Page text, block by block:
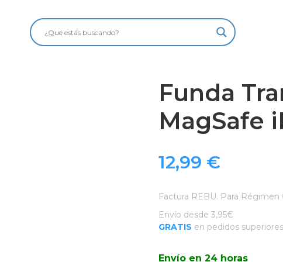
Funda
MagSafe
12,99 €
Factura REBU. Para Régimen
Envío desde 3,95€
GRATIS en pedidos
Envío en 24 horas